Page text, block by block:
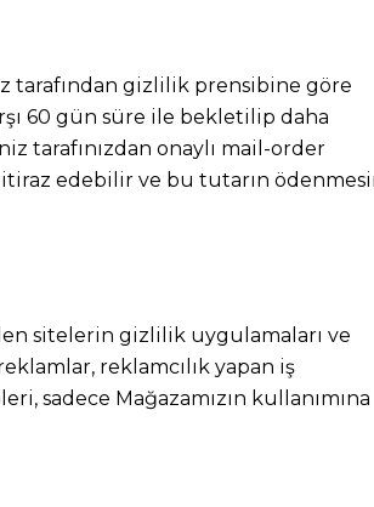
tarafından gizlilik prensibine göre
60 gün süre ile bekletilip daha
tarafınızdan onaylı mail-order
edebilir ve bu tutarın
sitelerin gizlilik uygulamaları ve
reklamcılık yapan iş
sadece Mağazamızın kullanımına